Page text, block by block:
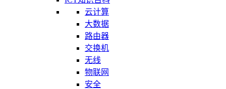
云计算
大数据
路由器
交换机
无线
物联网
安全